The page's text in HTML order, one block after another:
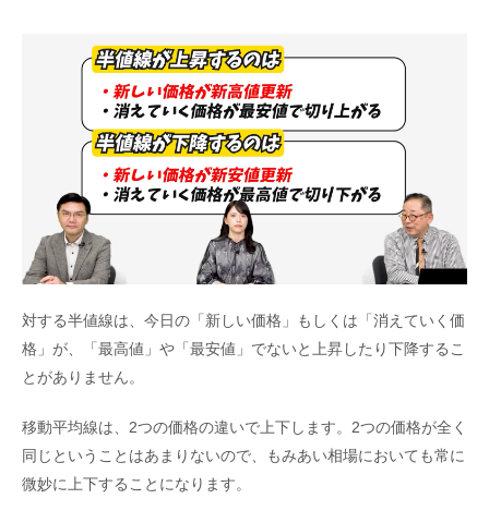
対する半値線は、今日の「新しい価格」もしくは「消えていく価
格」が、「最高値」や「最安値」でないと上昇したり下降するこ
とがありません。
移動平均線は、2つの価格の違いで上下します。2つの価格が全く
同じということはあまりないので、もみあい相場においても常に
微妙に上下することになります。